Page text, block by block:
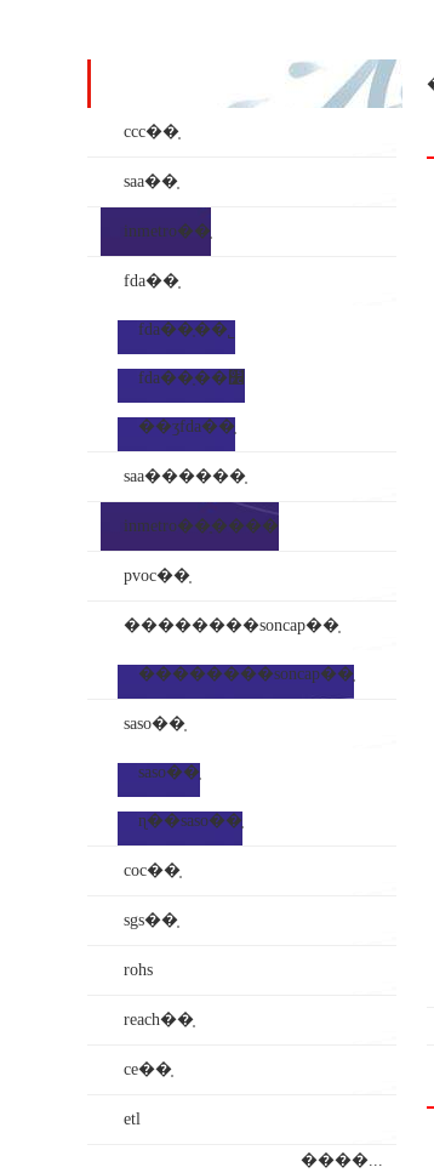
ccc��֤
saa��֤
inmetro��֤
fda��֤
fda��֤��˾
fda��֤��׼
��ʒfda��֤
saa������֤
inmetro��֤����
pvoc��֤
��������soncap��֤
��������soncap��֤
saso��֤
saso��֤
ɳ��saso��֤
coc��֤
sgs��֤
rohs
reach��֤
ce��֤
etl
����...